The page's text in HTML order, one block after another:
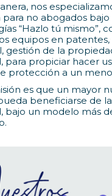
nos
no abogados bajo
“Hazlo tú mismo”,
equipos en patentes,
gestión de la
para propiciar hacer
protección a un
es que un mayor
beneficiarse de
bajo un modelo más